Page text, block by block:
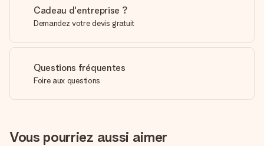
Cadeau d'entreprise ?
Demandez votre devis gratuit
Questions fréquentes
Foire aux questions
Vous pourriez aussi aimer